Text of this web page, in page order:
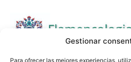
Gestionar
Para ofrecer las mejores experiencias,